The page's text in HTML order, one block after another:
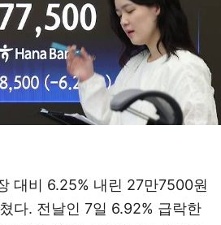
대비 6.25% 내린 27만7500원
다. 전날인 7일 6.92% 급락한